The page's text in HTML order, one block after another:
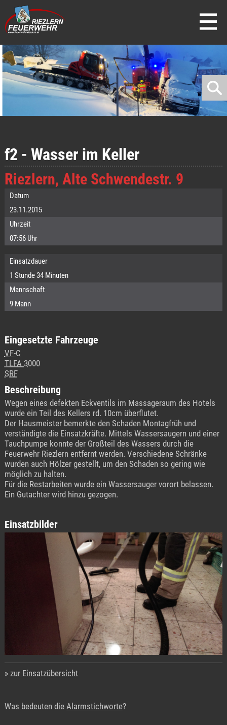
direkt zur Navigation
direkt zum Inhalt
f2 - Wasser im Keller
Riezlern, Alte Schwendestr. 9
Datum
23.11.2015
Uhrzeit
07:56 Uhr
Einsatzdauer
1 Stunde 34 Minuten
Mannschaft
9 Mann
Eingesetzte Fahrzeuge
VF-C
TLFA 3000
SRF
Beschreibung
Wegen eines defekten Eckventils im Massageraum des Hotels
wurde ein Teil des Kellers rd. 10cm überflutet.
Der Hausmeister bemerkte den Schaden Montagfrüh und
verständigte die Einsatzkräfte. Mittels Wassersaugern und einer
Tauchpumpe konnte der Großteil des Wassers durch die
Feuerwehr Riezlern entfernt werden. Verschiedene Schränke
wurden auch Hölzer gestellt, um den Schaden so gering wie
möglich zu halten.
Für die Restarbeiten wurde ein Wassersauger vorort belassen.
Ein Gutachter wird hinzu gezogen.
Einsatzbilder
zur Einsatzübersicht
Was bedeuten die Alarmstichworte?